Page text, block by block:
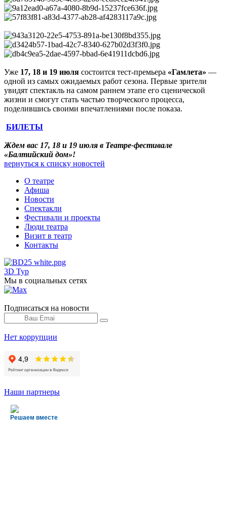
Уже 17, 18 и 19 июля состоится тест-премьера «Гамлета» —
одной из самых ожидаемых работ сезона. Первые зрители
увидят спектакль на самом раннем этапе его сценической
жизни и смогут стать частью творческого процесса,
поделившись своими впечатлениями после показа.
БИЛЕТЫ
Ждем вас 17, 18 и 19 июля в Театре-фестивале
«Балтийский дом»!
вернуться к списку новостей
О театре
Афиша
Новости
Спектакли
Фестивали и проекты
Люди театра
Визит в театр
Контакты
3D Тур
Мы в социальных сетях
Подписаться на новости
Нет коррупции
Наши партнеры
Решаем вместе